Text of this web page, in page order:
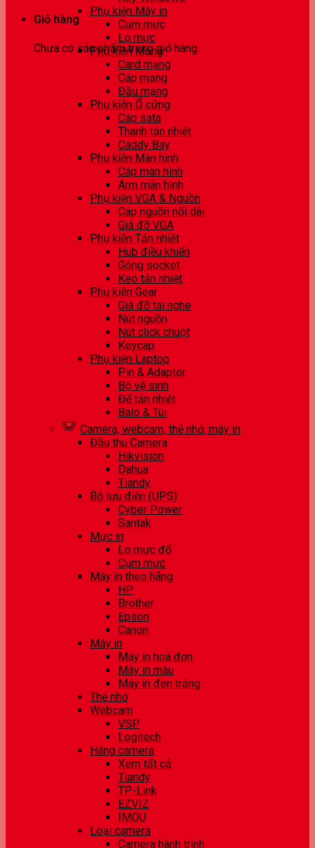
Giỏ hàng
Chưa có sản phẩm trong giỏ hàng.
Phụ kiện Máy in
Cụm mực
Lọ mực
Phụ kiện Mạng
Card mạng
Cáp mạng
Đầu mạng
Phụ kiện Ổ cứng
Cáp sata
Thanh tản nhiệt
Caddy Bay
Phụ kiện Màn hình
Cáp màn hình
Arm màn hình
Phụ kiện VGA & Nguồn
Cáp nguồn nối dài
Giá đỡ VGA
Phụ kiện Tản nhiệt
Hub điều khiển
Gông socket
Keo tản nhiệt
Phụ kiện Gear
Giá đỡ tai nghe
Nút nguồn
Nút click chuột
Keycap
Phụ kiện Laptop
Pin & Adapter
Bộ vệ sinh
Đế tản nhiệt
Balo & Túi
Camera, webcam, thẻ nhớ, máy in
Đầu thu Camera
Hikvision
Dahua
Tiandy
Bộ lưu điện (UPS)
Cyber Power
Santak
Mực in
Lọ mực đổ
Cụm mực
Máy in theo hãng
HP
Brother
Epson
Canon
Máy in
Máy in hoá đơn
Máy in màu
Máy in đen trắng
Thẻ nhớ
Webcam
VSP
Logitech
Hãng camera
Xem tất cả
Tiandy
TP-Link
EZVIZ
IMOU
Loại camera
Camera hành trình